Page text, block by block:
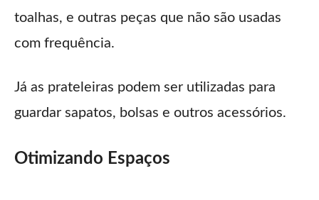
toalhas, e outras peças que não são usadas
com frequência.
Já as prateleiras podem ser utilizadas para
guardar sapatos, bolsas e outros acessórios.
Otimizando Espaços